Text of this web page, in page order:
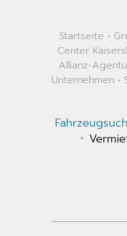
Startseite •
Center
Allianz-
Unternehmen •
•